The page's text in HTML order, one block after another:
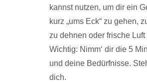
kannst nutzen, um dir ein
kurz „ums Eck“ zu gehen,
zu dehnen oder frische
Wichtig: Nimm‘ dir die 5
und deine Bedürfnisse.
dich.